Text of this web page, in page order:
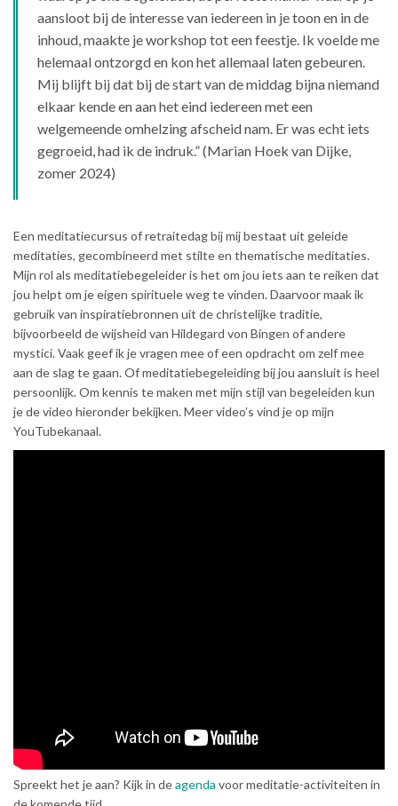
aansloot bij de interesse van iedereen in je toon en in de
inhoud, maakte je workshop tot een feestje. Ik voelde me
helemaal ontzorgd en kon het allemaal laten gebeuren.
Mij blijft bij dat bij de start van de middag bijna niemand
elkaar kende en aan het eind iedereen met een
welgemeende omhelzing afscheid nam. Er was echt iets
gegroeid, had ik de indruk.” (Marian Hoek van Dijke,
zomer 2024)
Een meditatiecursus of retraitedag bij mij bestaat uit geleide
meditaties, gecombineerd met stilte en thematische meditaties.
Mijn rol als meditatiebegeleider is het om jou iets aan te reiken dat
jou helpt om je eigen spirituele weg te vinden. Daarvoor maak ik
gebruik van inspiratiebronnen uit de christelijke traditie,
bijvoorbeeld de wijsheid van Hildegard von Bingen of andere
mystici. Vaak geef ik je vragen mee of een opdracht om zelf mee
aan de slag te gaan. Of meditatiebegeleiding bij jou aansluit is heel
persoonlijk. Om kennis te maken met mijn stijl van begeleiden kun
je de video hieronder bekijken. Meer video’s vind je op mijn
YouTubekanaal.
Spreekt het je aan? Kijk in deagenda voor meditatie-activiteiten in